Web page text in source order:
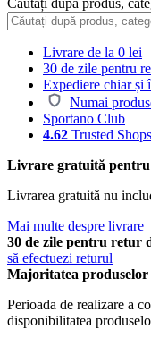
Căutați după produs,
Livrare de la 0 lei
30 de zile pentru
Expediere chiar și
Numai
Sportano Club
4.62 Trusted Shops
Livrare gratuită pentru
Livrarea gratuită nu
Mai multe despre livrare
30 de zile pentru retur
să efectuezi returul
Majoritatea produselor
Perioada de realizare a
disponibilitatea